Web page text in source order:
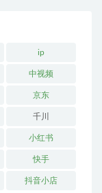
ip
中视频
京东
千川
小红书
快手
抖音小店